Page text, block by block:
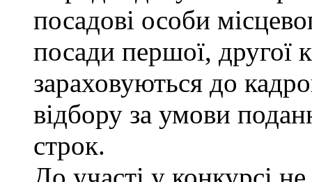
посадові особи
посади першої, другої
зараховуються до
відбору за умови
строк.